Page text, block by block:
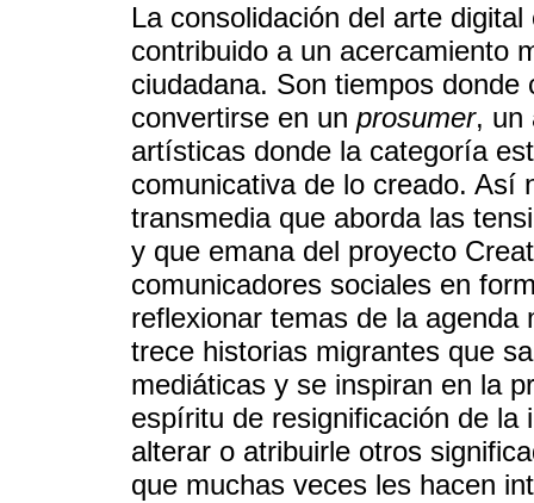
La consolidación del arte
contribuido a un acercamiento
ciudadana. Son tiempos
convertirse en un prosumer, un
artísticas donde la categoría
comunicativa de lo creado. Así
transmedia que aborda las
y que emana del proyecto
comunicadores sociales en
reflexionar temas de la
trece historias migrantes que
mediáticas y se inspiran en la
espíritu de resignificación de
alterar o atribuirle otros
que muchas veces les hacen